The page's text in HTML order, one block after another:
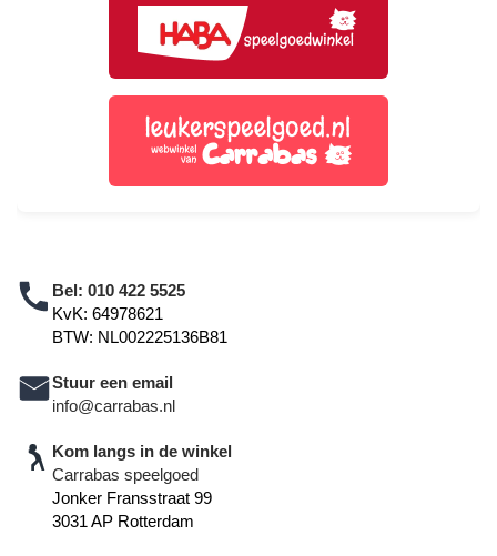
Bel: 010 422 5525
KvK: 64978621
BTW: NL002225136B81
Stuur een email
info@carrabas.nl
Kom langs in de winkel
Carrabas speelgoed
Jonker Fransstraat 99
3031 AP Rotterdam